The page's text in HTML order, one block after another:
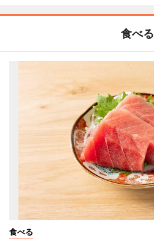
食べる
食べる